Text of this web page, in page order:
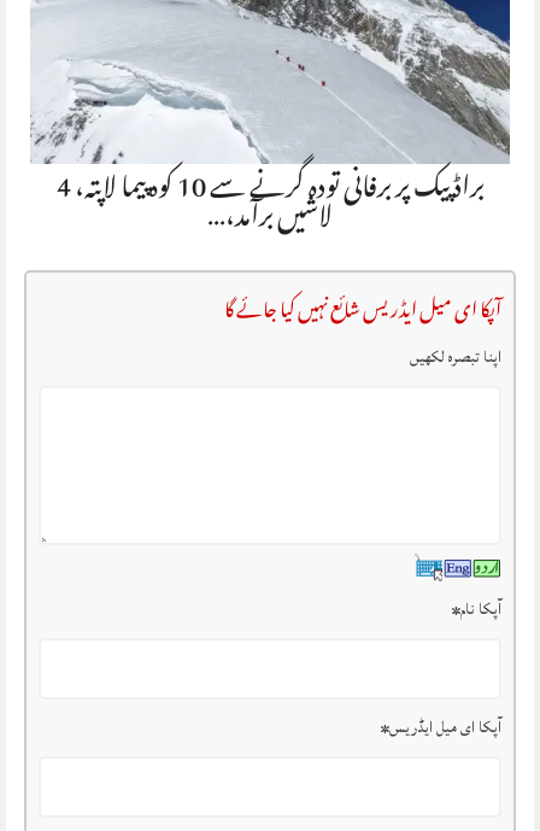
براڈ پیک پر برفانی تودہ گرنے سے 10 کوہ پیما لاپتہ، 4 لاشیں برآمد،…
آپکا ای میل ایڈریس شائع نہیں کیا جائے گا
اپنا تبصرہ لکھیں
آپکا نام*
آپکا ای میل ایڈریس*